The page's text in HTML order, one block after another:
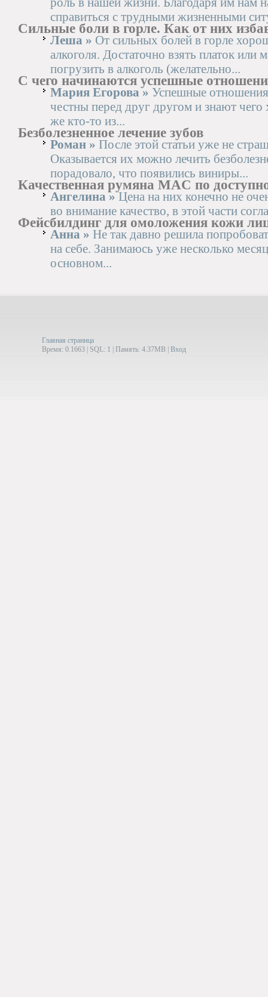
справиться с трудными жизненными
Сильные боли в горле. Как от них
Леша » От сильных болей в горле
алкоголя. Достаточно взять платок
погрузить в алкоголь (желательно...
С чего начинаются успешные
Мария Егорова » Успешные
честны перед друг другом и знают чего
же кто-то из...
Безболезненное лечение зубов
Роман » После этой статьи уже не
Оказывается их можно лечить
порадовало, что появились виниры...
Качественная румяна MAC по
Ангелина »Цена на них конечно не
во внимание качество, в этой части
Фейсбилдинг для омоложения кожи
Анна » Не так давно решила
на себе. Занимаюсь уже несколько
основном...
Главная страница
Время: 0.1663 | SQL: 1 | Память: 4.37MB Вход